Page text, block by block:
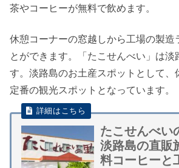
茶やコーヒーが無料で飲めます。
休憩コーナーの窓越しから工場の製造
とができます。「たこせんべい」は淡
す。淡路島のお土産スポットとして、
定番の観光スポットとなっています。
たこせんべい
淡路島の直販
料コーヒーと